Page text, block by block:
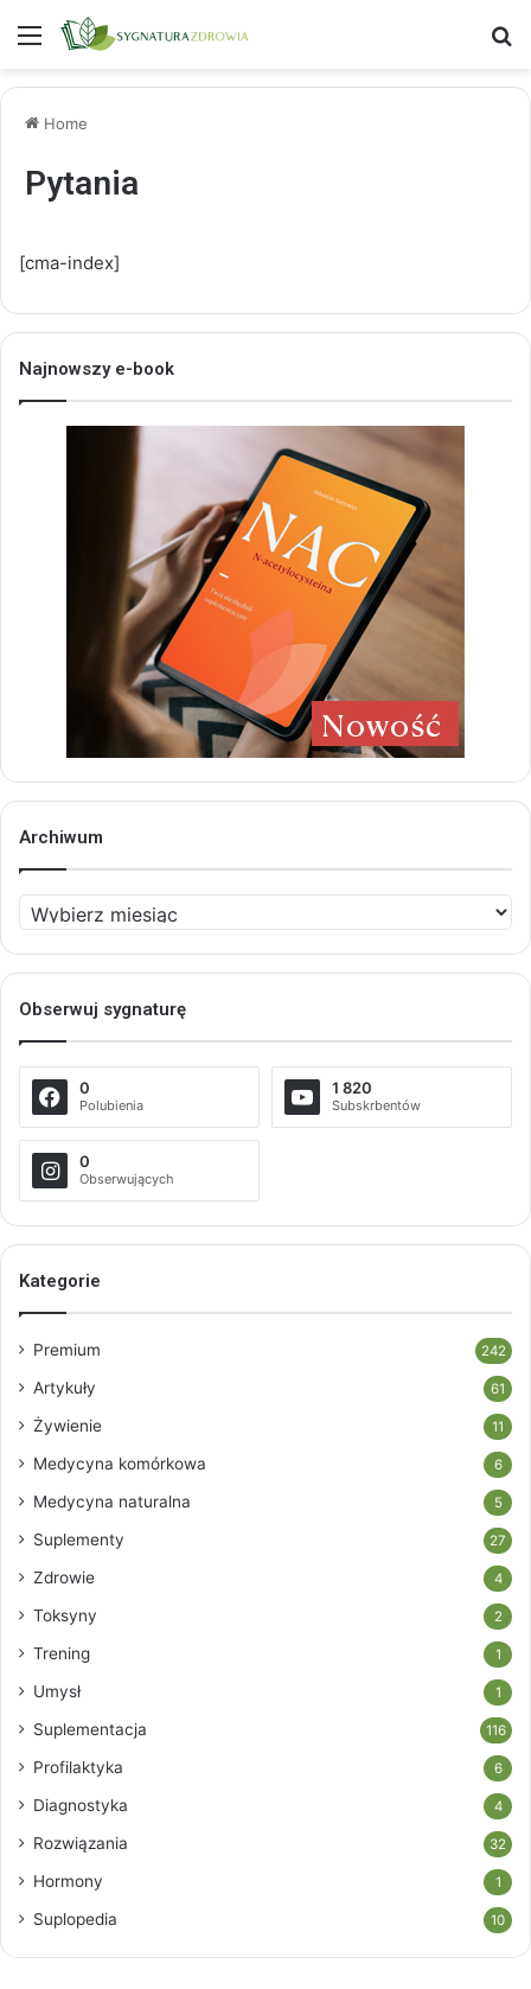
Menu
Home
Pytania
[cma-index]
Najnowszy e-book
Archiwum
Archiwum
Obserwuj sygnaturę
0
Polubienia
1 820
Subskrbentów
0
Obserwujących
Kategorie
Premium 242
Artykuły 61
Żywienie 11
Medycyna komórkowa 6
Medycyna naturalna 5
Suplementy 27
Zdrowie 4
Toksyny 2
Trening 1
Umysł 1
Suplementacja 116
Profilaktyka 6
Diagnostyka 4
Rozwiązania 32
Hormony 1
Suplopedia 10